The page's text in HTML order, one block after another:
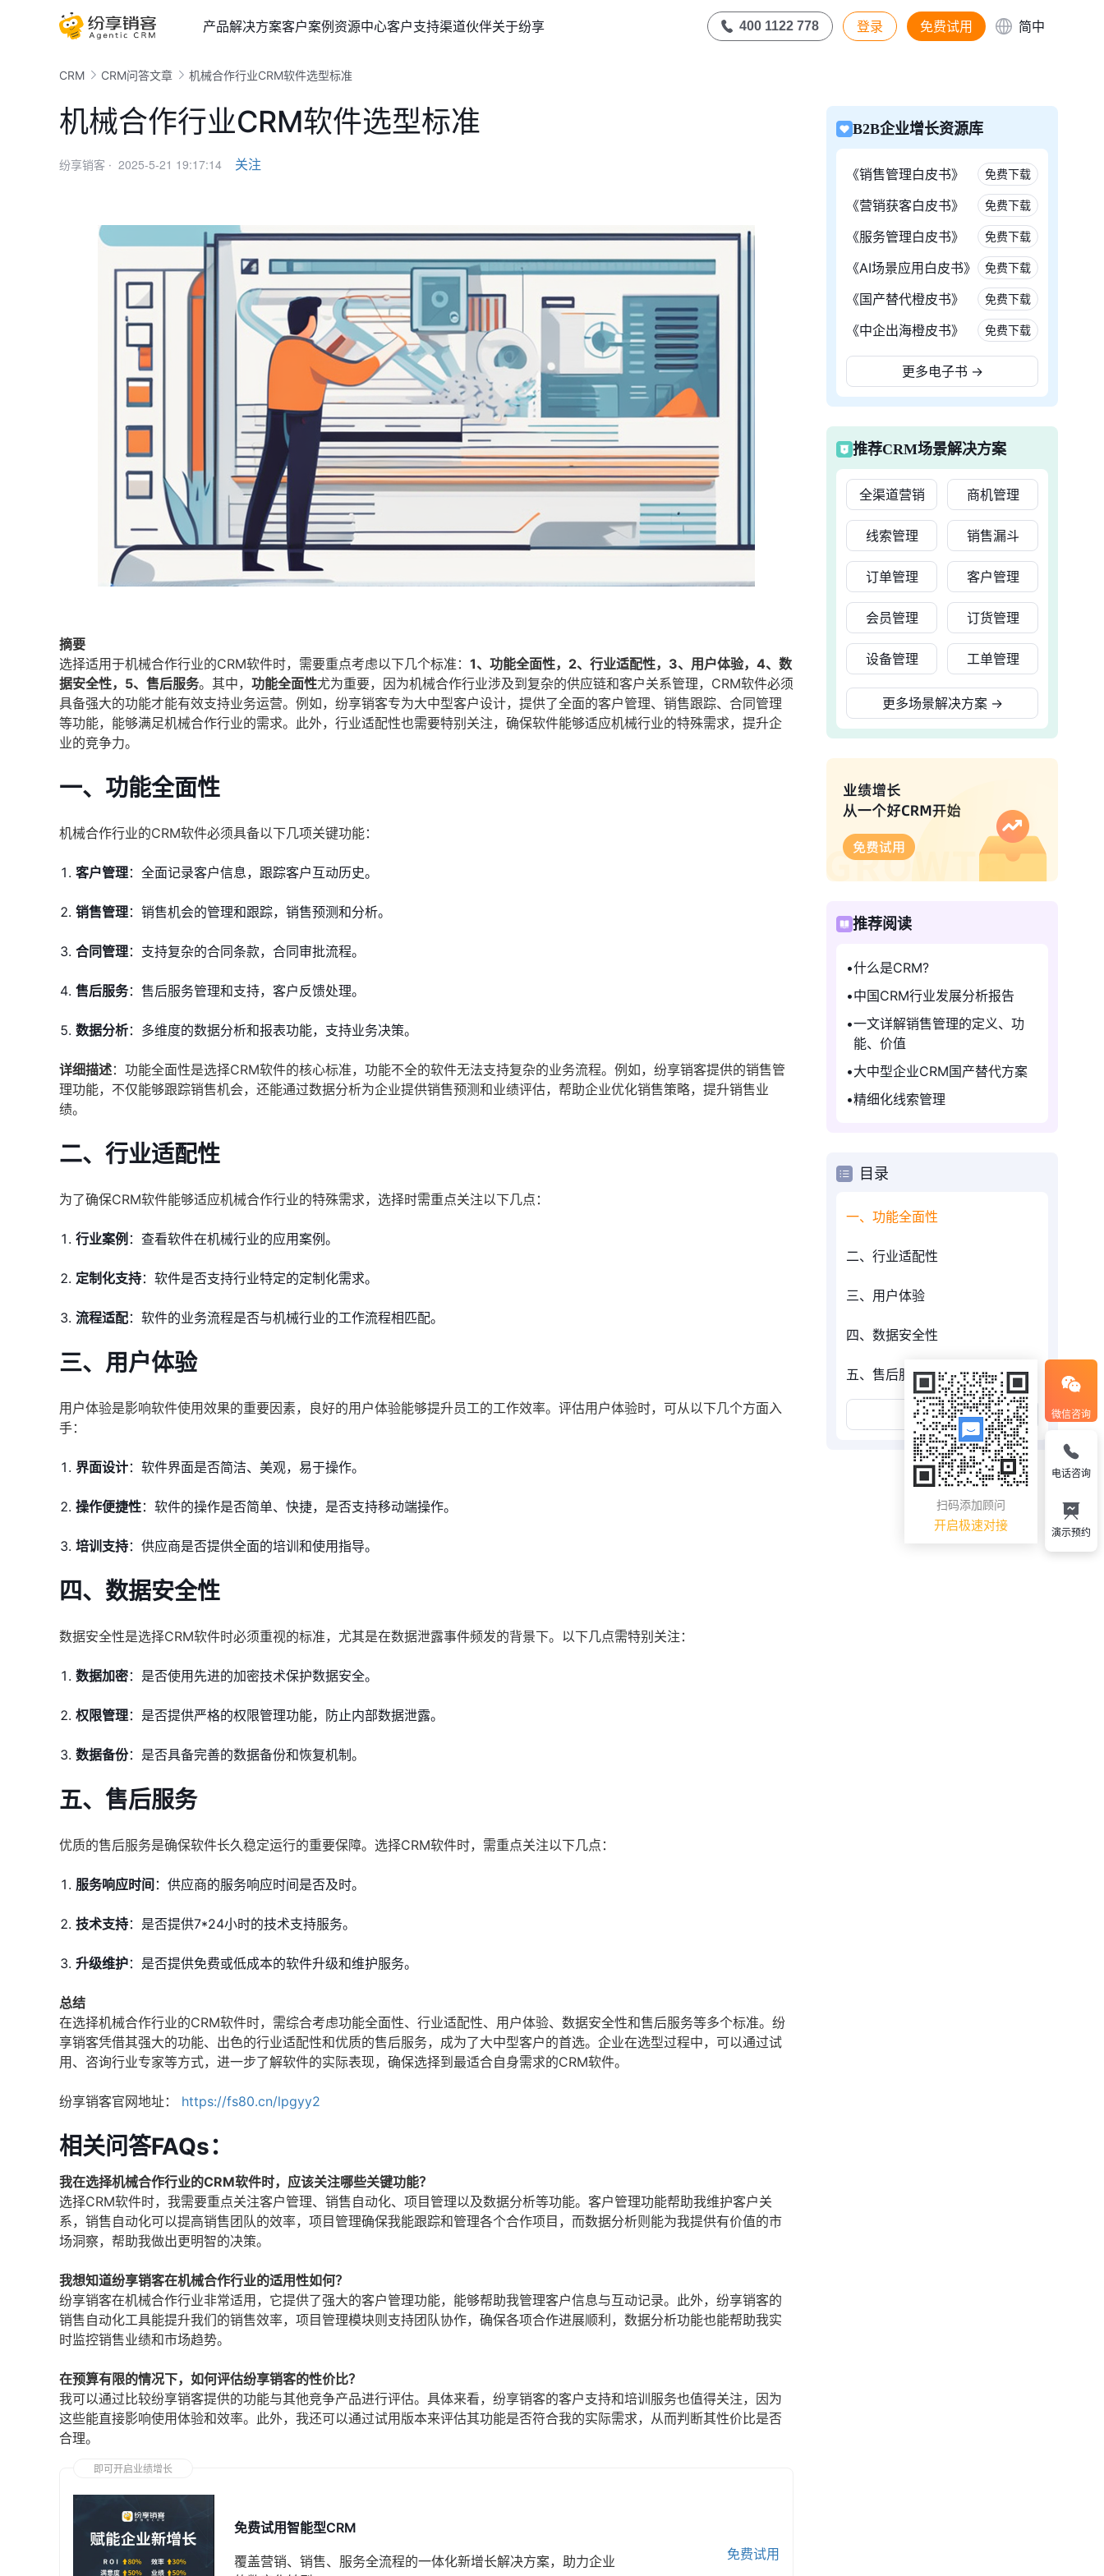
产品解决方案客户案例资源中心客户支持渠道伙伴关于纷享 400 1122 778 登录 免费试用 简中
CRM CRM问答文章 机械合作行业CRM软件选型标准
机械合作行业CRM软件选型标准
纷享销客 · 2025-5-21 19:17:14 关注
摘要
选择适用于机械合作行业的CRM软件时，需要重点考虑以下几个标准： 1、功能全面性，2、行业适配性，3、用户体验，4、数
据安全性，5、售后服务。其中， 功能全面性尤为重要，因为机械合作行业涉及到复杂的供应链和客户关系管理，CRM软件必须
具备强大的功能才能有效支持业务运营。例如，纷享销客专为大中型客户设计，提供了全面的客户管理、销售跟踪、合同管理
等功能，能够满足机械合作行业的需求。此外，行业适配性也需要特别关注，确保软件能够适应机械行业的特殊需求，提升企
业的竞争力。
一、功能全面性
机械合作行业的CRM软件必须具备以下几项关键功能：
客户管理：全面记录客户信息，跟踪客户互动历史。
销售管理：销售机会的管理和跟踪，销售预测和分析。
合同管理：支持复杂的合同条款，合同审批流程。
售后服务：售后服务管理和支持，客户反馈处理。
数据分析：多维度的数据分析和报表功能，支持业务决策。
详细描述：功能全面性是选择CRM软件的核心标准，功能不全的软件无法支持复杂的业务流程。例如，纷享销客提供的销售管
理功能，不仅能够跟踪销售机会，还能通过数据分析为企业提供销售预测和业绩评估，帮助企业优化销售策略，提升销售业
绩。
二、行业适配性
为了确保CRM软件能够适应机械合作行业的特殊需求，选择时需重点关注以下几点：
行业案例 ：查看软件在机械行业的应用案例。
定制化支持：软件是否支持行业特定的定制化需求。
流程适配：软件的业务流程是否与机械行业的工作流程相匹配。
三、用户体验
用户体验是影响软件使用效果的重要因素，良好的用户体验能够提升员工的工作效率。评估用户体验时，可从以下几个方面入
手：
界面设计：软件界面是否简洁、美观，易于操作。
操作便捷性：软件的操作是否简单、快捷，是否支持移动端操作。
培训支持：供应商是否提供全面的培训和使用指导。
四、数据安全性
数据安全性是选择CRM软件时必须重视的标准，尤其是在数据泄露事件频发的背景下。以下几点需特别关注：
数据加密：是否使用先进的加密技术保护数据安全。
权限管理：是否提供严格的权限管理功能，防止内部数据泄露。
数据备份：是否具备完善的数据备份和恢复机制。
五、售后服务
优质的售后服务是确保软件长久稳定运行的重要保障。选择CRM软件时，需重点关注以下几点：
服务响应时间 ：供应商的服务响应时间是否及时。
技术支持：是否提供7*24小时的技术支持服务。
升级维护：是否提供免费或低成本的软件升级和维护服务。
总结
在选择机械合作行业的CRM软件时，需综合考虑功能全面性、行业适配性、用户体验、数据安全性和售后服务等多个标准。纷
享销客凭借其强大的功能、出色的行业适配性和优质的售后服务，成为了大中型客户的首选。企业在选型过程中，可以通过试
用、咨询行业专家等方式，进一步了解软件的实际表现，确保选择到最适合自身需求的CRM软件。
纷享销客官网地址： https://fs80.cn/lpgyy2
相关问答FAQs：
我在选择机械合作行业的CRM软件时，应该关注哪些关键功能？
选择CRM软件时，我需要重点关注客户管理、销售自动化、项目管理以及数据分析等功能。客户管理功能帮助我维护客户关
系，销售自动化可以提高销售团队的效率，项目管理确保我能跟踪和管理各个合作项目，而数据分析则能为我提供有价值的市
场洞察，帮助我做出更明智的决策。
我想知道纷享销客在机械合作行业的适用性如何？
纷享销客在机械合作行业非常适用，它提供了强大的客户管理功能，能够帮助我管理客户信息与互动记录。此外，纷享销客的
销售自动化工具能提升我们的销售效率，项目管理模块则支持团队协作，确保各项合作进展顺利，数据分析功能也能帮助我实
时监控销售业绩和市场趋势。
在预算有限的情况下，如何评估纷享销客的性价比？
我可以通过比较纷享销客提供的功能与其他竞争产品进行评估。具体来看，纷享销客的客户支持和培训服务也值得关注，因为
这些能直接影响使用体验和效率。此外，我还可以通过试用版本来评估其功能是否符合我的实际需求，从而判断其性价比是否
合理。
即可开启业绩增长
免费试用智能型CRM
覆盖营销、销售、服务全流程的一体化新增长解决方案，助力企业
免费试用
B2B企业增长资源库
《销售管理白皮书》 免费下载
《营销获客白皮书》 免费下载
《服务管理白皮书》 免费下载
《AI场景应用白皮书》 免费下载
《国产替代橙皮书》 免费下载
《中企出海橙皮书》 免费下载
更多电子书 →
推荐CRM场景解决方案
全渠道营销 商机管理
线索管理 销售漏斗
订单管理 客户管理
会员管理 订货管理
设备管理 工单管理
更多场景解决方案 →
推荐阅读
什么是CRM?
中国CRM行业发展分析报告
一文详解销售管理的定义、功
能、价值
大中型企业CRM国产替代方案
精细化线索管理
目录
一、功能全面性
二、行业适配性
三、用户体验
四、数据安全性
五、售后服务
展开更多 微信咨询
扫码添加顾问
开启极速对接
电话咨询
演示预约